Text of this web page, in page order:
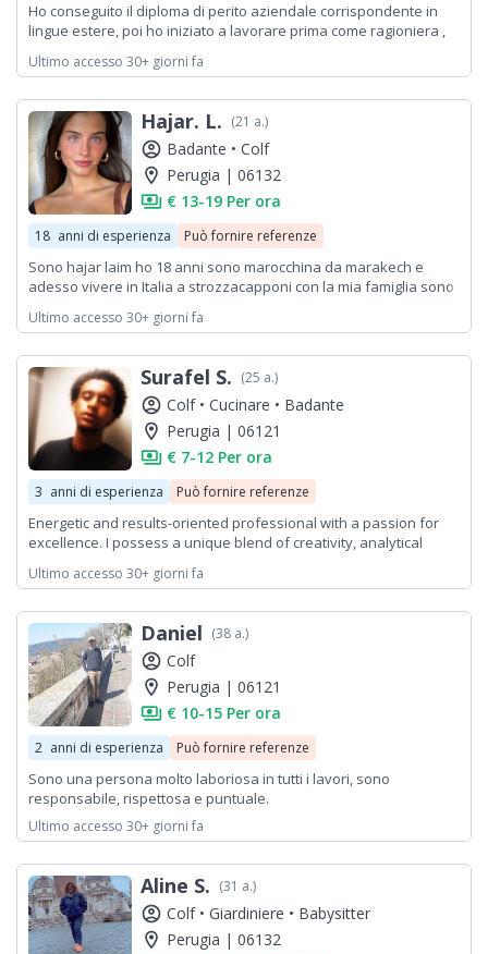
Ho conseguito il diploma di perito aziendale corrispondente in
lingue estere, poi ho iniziato a lavorare prima come ragioniera ,
così,privatamente ho preso tutti i diplomi presso la scuola di arte
Pontificio di Assisi come cuoca, poial Cantico della natura,
agriturismo Tenuta Canonica, Palazzo Gallenga....negli ultimi.
cinque anni ho lavorato come cuoca presso una famiglia facol
Ultimo accesso 30+ giorni fa
Hajar. L. (21 a.)
account_circle Badante • Colf
location_on Perugia | 06132
payments € 13-19 Per ora
18 anni di esperienza Può fornire referenze
Sono hajar laim ho 18 anni sono marocchina da marakech e
adesso vivere in Italia a strozzacapponi con la mia famiglia sono
per lavoro
Ultimo accesso 30+ giorni fa
Surafel S. (25 a.)
account_circle Colf • Cucinare • Badante
location_on Perugia | 06121
payments € 7-12 Per ora
3 anni di esperienza Può fornire referenze
Energetic and results-oriented professional with a passion for
excellence. I possess a unique blend of creativity, analytical
adapt quickly to diverse environments, coupled with my strong
collaborative team settings. I am deeply committed to continuous
learning and personal growth, always seeking new challenges
and opportunities to expand my horizons.
Ultimo accesso 30+ giorni fa
Daniel (38 a.)
account_circle Colf
location_on Perugia | 06121
payments € 10-15 Per ora
2 anni di esperienza Può fornire referenze
Sono una persona molto laboriosa in tutti i lavori, sono
responsabile, rispettosa e puntuale.
Ultimo accesso 30+ giorni fa
Aline S. (31 a.)
account_circle Colf • Giardiniere • Babysitter
location_on Perugia | 06132